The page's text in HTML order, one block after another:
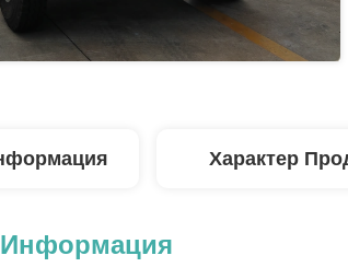
Характер